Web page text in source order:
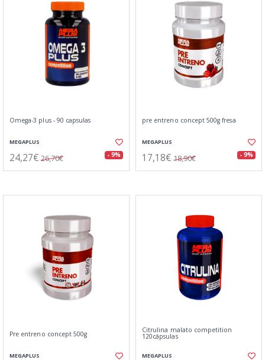
Omega-3 plus - 90 capsulas
MEGAPLUS
24,27€ 26,70€ - 9%
pre entreno concept 500g fresa
MEGAPLUS
17,18€ 18,90€ - 9%
Pre entreno concept 500g
MEGAPLUS
Citrulina malato competition
120cápsulas
MEGAPLUS